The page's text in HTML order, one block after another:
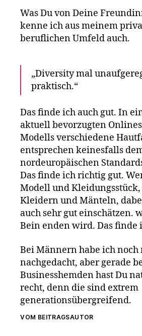
Was Du von Deine
kenne ich aus meinem
beruflichen Umfeld auch.
„Diversity mal
praktisch.“
Das finde ich auch gut. In
aktuell bevorzugten
Modells verschiedene
entsprechen keinesfalls
nordeuropäischen
Das finde ich richtig gut.
Modell und
Kleidern und Mänteln,
auch sehr gut einschätzen.
Bein enden wird. Das finde
Bei Männern habe ich
nachgedacht, aber gerade
Businesshemden hast Du
recht, denn die sind extrem
generationsübergreifend.
VOM BEITRAGSAUTOR